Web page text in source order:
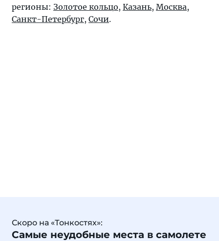
регионы: Золотое кольцо, Казань, Москва,
Санкт-Петербург, Сочи.
Скоро на «Тонкостях»:
Самые неудобные места в самолете